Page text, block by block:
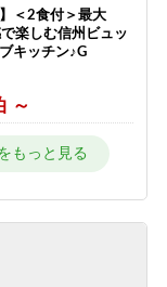
＜2食付＞最大
楽しむ信州ビュッ
キッチン♪G
～
＜2食付＞最大
しむ信州ビュッフ